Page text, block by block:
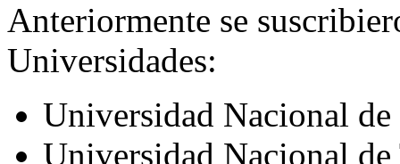
Anteriormente se
Universidades:
Universidad Nacional
Universidad Nacional